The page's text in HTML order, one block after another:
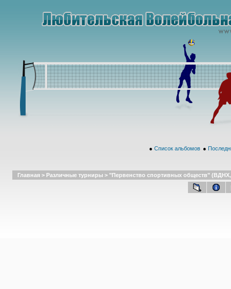
● Список альбомов ●
Главная > Различные турниры > "Первенство спортивных обществ"